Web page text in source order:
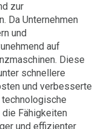
zur
Da Unternehmen
und
auf
Diese
schnellere
und verbesserte
Fähigkeiten
und effizienter